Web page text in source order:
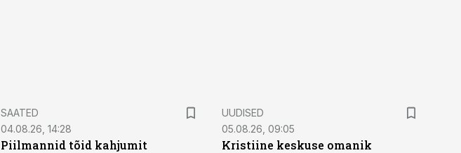
SAATED
04.08.26, 14:28
Piilmannid tõid kahjumit
UUDISED
05.08.26, 09:05
Kristiine keskuse omanik